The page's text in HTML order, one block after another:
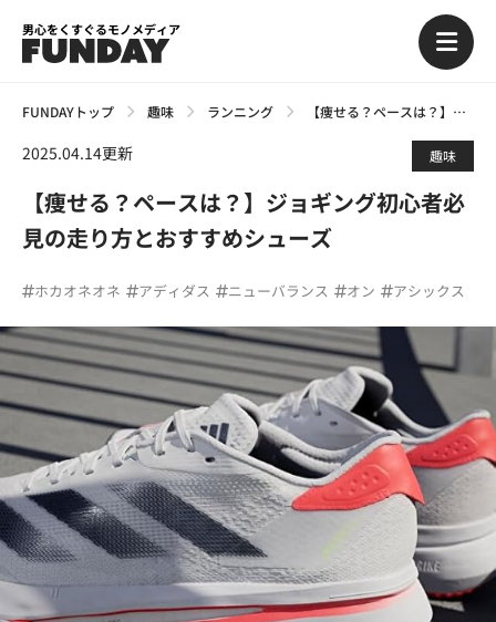
男心をくすぐるモノメディア
FUNDAYトップ 趣味 ランニング 【痩せる？ペースは？】ジョギング初心者必見の走り方とおすすめシューズ
2025.04.14更新 趣味
【痩せる？ペースは？】ジョギング初心者必
見の走り方とおすすめシューズ
ホカオネオネ アディダス ニューバランス オン アシックス